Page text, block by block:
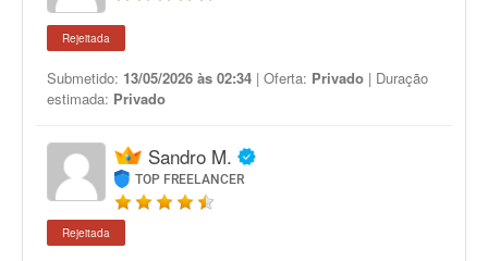
Rejeitada
Submetido: 13/05/2026 às 02:34 | Oferta: Privado | Duração
estimada: Privado
Sandro M.
TOP FREELANCER
Rejeitada